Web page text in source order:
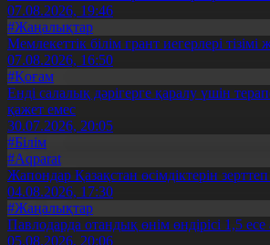
07.08.2026, 19:46
#Жаңалықтар
Мемлекеттік білім грант иегерлері
07.08.2026, 16:50
#Қоғам
Енді салалық дәрігерге қаралу үшін
қажет емес
30.07.2026, 20:05
#Білім
#Aqparat
Жапондар Қазақстан өсімдіктерін
04.08.2026, 17:30
#Жаңалықтар
Павлодарда отандық өнім өндірісі 1,5
05.08.2026, 20:06